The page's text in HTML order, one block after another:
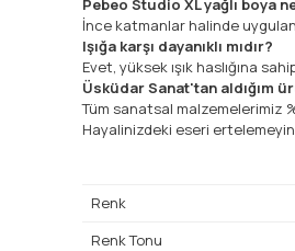
İnce katmanlar halinde
Işığa karşı dayanıklı mıdır?
Evet, yüksek ışık haslığına
Üsküdar Sanat'tan aldığım
Tüm sanatsal malzemelerimiz
Hayalinizdeki eseri ertelemeyin.
Renk
Renk Tonu